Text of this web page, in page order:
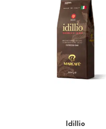
Idillio